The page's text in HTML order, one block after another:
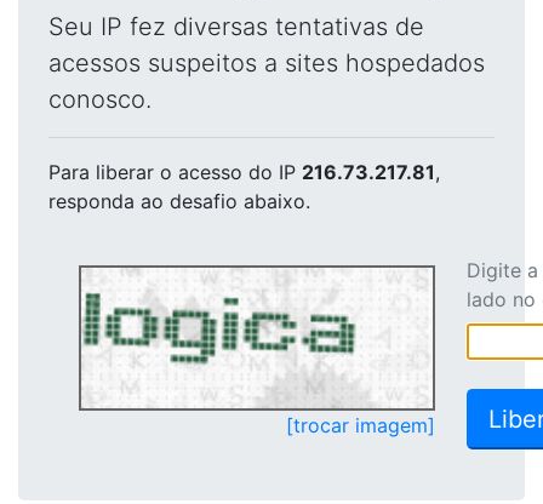
Seu IP fez diversas tentativas de
acessos suspeitos a sites hospedados
conosco.
Para liberar o acesso do IP 216.73.217.81,
responda ao desafio abaixo.
[trocar imagem]
Digite
lado no